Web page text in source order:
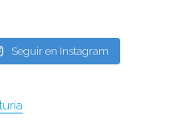
Seguir en Instagram